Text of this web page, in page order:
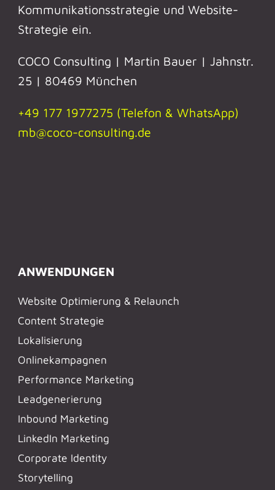
Kommunikationsstrategie und Website-
Strategie ein.
COCO Consulting | Martin Bauer | Jahnstr.
25 | 80469 München
+49 177 1977275 (Telefon & WhatsApp)
mb@coco-consulting.de
ANWENDUNGEN
Website Optimierung & Relaunch
Content Strategie
Lokalisierung
Onlinekampagnen
Performance Marketing
Leadgenerierung
Inbound Marketing
LinkedIn Marketing
Corporate Identity
Storytelling